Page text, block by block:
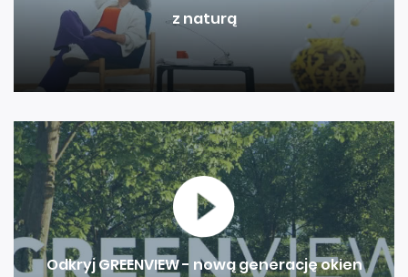
z naturą
Odkryj GREENVIEW - nową generację okien